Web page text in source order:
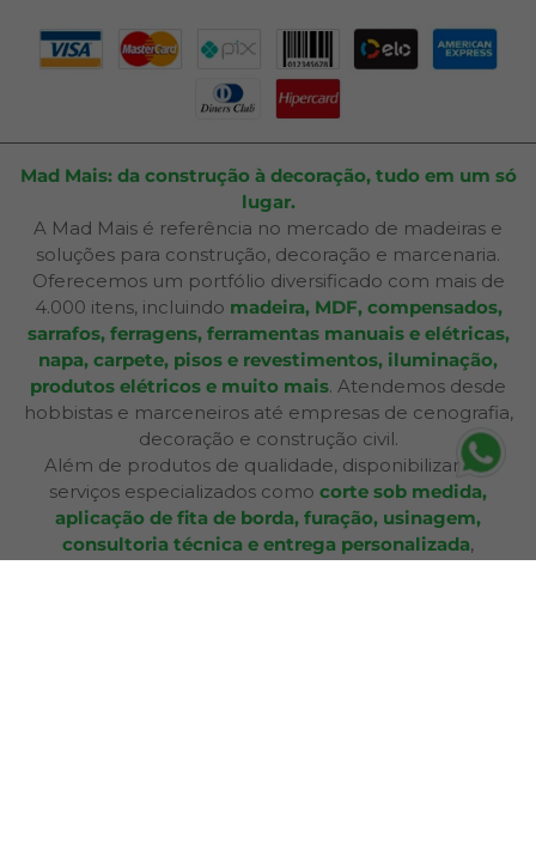
Mad Mais: da construção à decoração, tudo em um só
lugar.
A Mad Mais é referência no mercado de madeiras e
soluções para construção, decoração e marcenaria.
Oferecemos um portfólio diversificado com mais de
4.000 itens, incluindo madeira, MDF, compensados,
sarrafos, ferragens, ferramentas manuais e elétricas,
napa, carpete, pisos e revestimentos, iluminação,
produtos elétricos e muito mais. Atendemos desde
hobbistas e marceneiros até empresas de cenografia,
decoração e construção civil.
Além de produtos de qualidade, disponibilizamos
serviços especializados como corte sob medida,
aplicação de fita de borda, furação, usinagem,
consultoria técnica e entrega personalizada,